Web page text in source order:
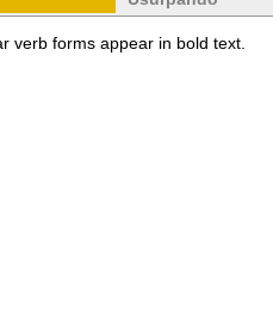
verb forms appear in bold text.